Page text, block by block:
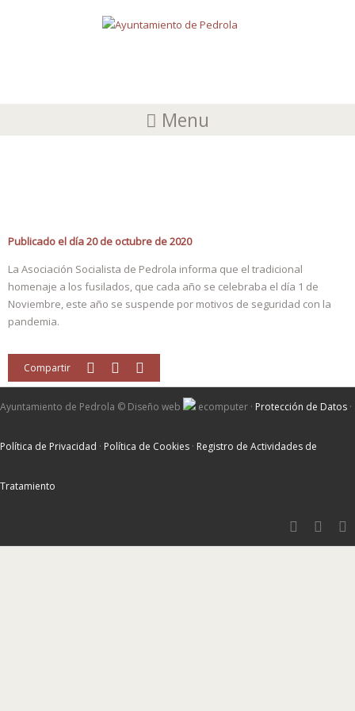
Menu
Publicado el día 20 de octubre de 2020
La Asociación Socialista de Pedrola informa que el tradicional
homenaje a los fusilados, que cada año se celebraba el día 1 de
Noviembre, este año se suspende por motivos de seguridad con la
pandemia.
Compartir
Ayuntamiento de Pedrola © Diseño web ecomputer · Protección de Datos ·
Política de Privacidad · Política de Cookies · Registro de Actividades de
Tratamiento